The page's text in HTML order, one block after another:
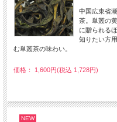
中国広東省
茶。単叢の
に贈られる
知りたい方
む単叢茶の味わい。
価格： 1,600円(税込 1,728円)
NEW